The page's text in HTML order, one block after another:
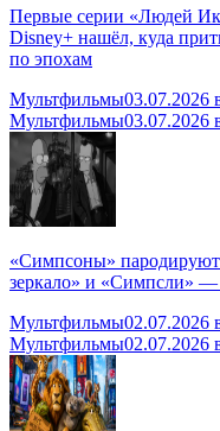
Первые серии «Людей
Disney+ нашёл, куда
по эпохам
Мультфильмы03.07.2026
Мультфильмы03.07.2026
«Симпсоны»
зеркало» и «Симпсли» —
Мультфильмы02.07.2026
Мультфильмы02.07.2026